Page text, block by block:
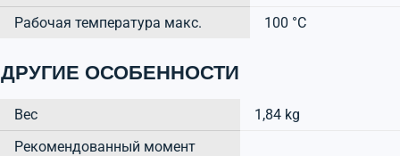
Рабочая температура макс.
100 °C
ДРУГИЕ ОСОБЕННОСТИ
Вес
1,84 kg
Рекомендованный момент